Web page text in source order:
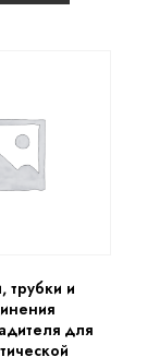
трубки и
для